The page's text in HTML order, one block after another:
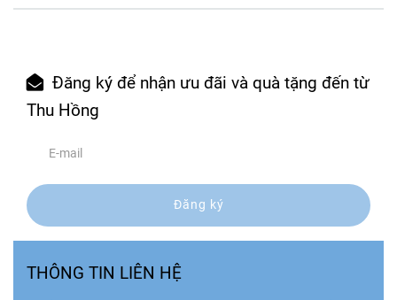
Đăng ký để nhận ưu đãi và quà tặng đến từ
Thu Hồng
Đăng ký
THÔNG TIN LIÊN HỆ